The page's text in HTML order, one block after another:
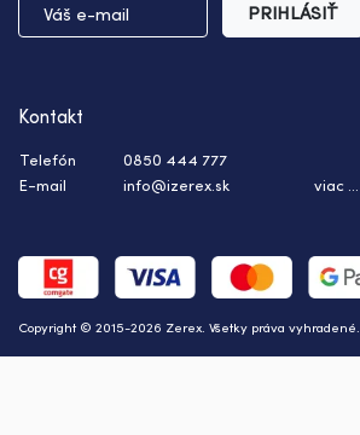
PRIHLÁSIŤ
Copyright © 2015-2026 Zerex. Všetky práva vyhradené.
Kontakt
Telefón
0850 444 777
E-mail
info@izerex.sk viac ...